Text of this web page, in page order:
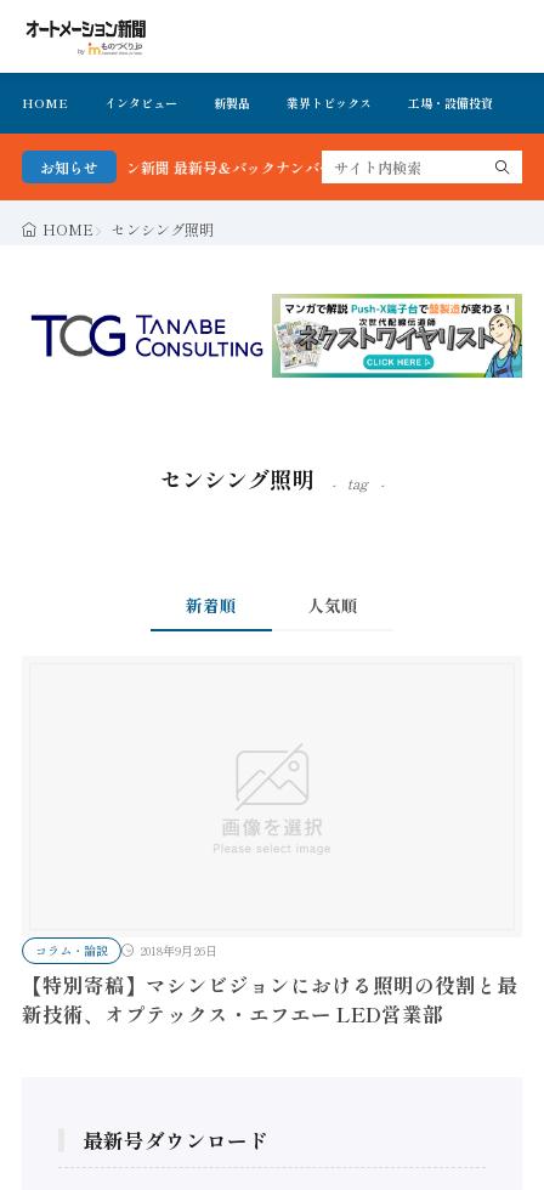
HOME インタビュー 新製品 業界トピックス 工場・設備投資
お知らせ
メーション新聞 最新号＆バックナンバーを無料で公開中 詳細はこちら
HOME センシング照明
センシング照明 tag
新着順 人気順
コラム・論説 2018年9月26日
【特別寄稿】マシンビジョンにおける照明の役割と最
新技術、オプテックス・エフエー LED営業部
最新号ダウンロード